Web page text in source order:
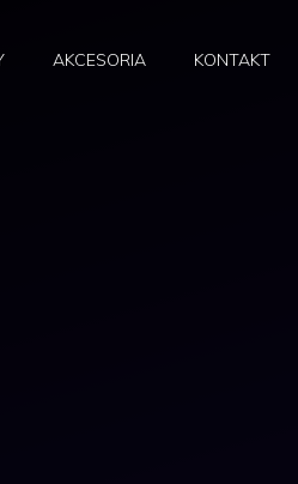
AKCESORIA KONTAKT